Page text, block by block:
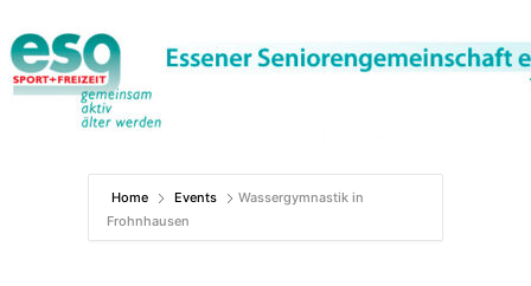
Inhalt
springen
Home Events
Wassergymnastik in
Frohnhausen